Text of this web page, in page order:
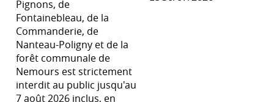
Pignons, de
Fontainebleau, de la
Commanderie, de
Nanteau-Poligny et de la
forêt communale de
Nemours est strictement
interdit au public jusqu'au
7 août 2026 inclus, en